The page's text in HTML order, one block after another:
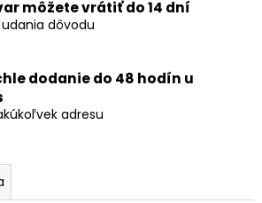
môžete vrátiť do 14 dní
dôvodu
dodanie do 48 hodín u
adresu